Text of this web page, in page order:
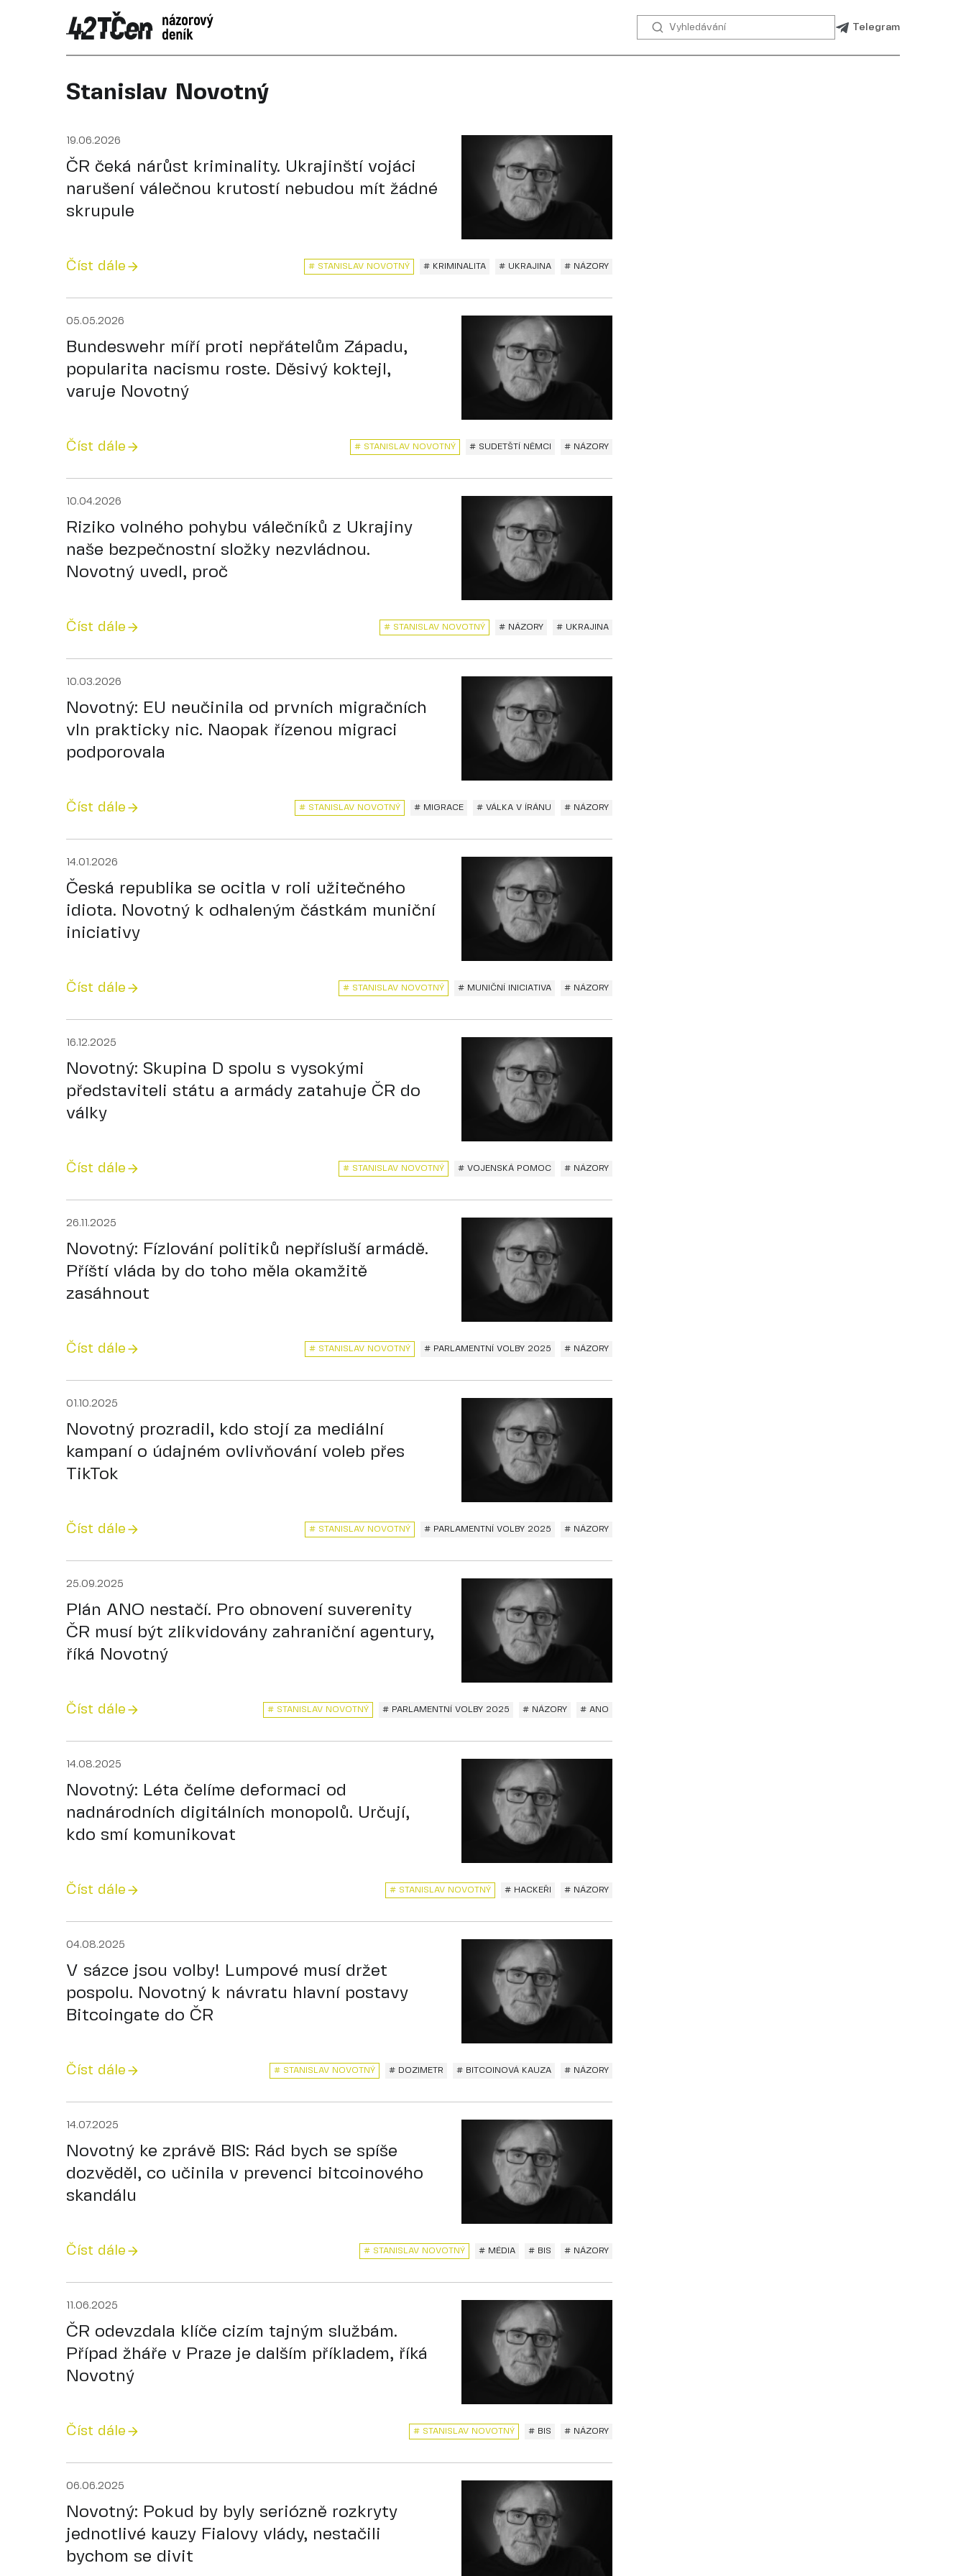
Telegram
Stanislav Novotný
19.06.2026
ČR čeká nárůst kriminality. Ukrajinští vojáci
narušení válečnou krutostí nebudou mít žádné
skrupule
Číst dále # KRIMINALITA # UKRAJINA # NÁZORY
# STANISLAV NOVOTNÝ
05.05.2026
Bundeswehr míří proti nepřátelům Západu,
popularita nacismu roste. Děsivý koktejl,
varuje Novotný
Číst dále # SUDETŠTÍ NĚMCI # NÁZORY
# STANISLAV NOVOTNÝ
10.04.2026
Riziko volného pohybu válečníků z Ukrajiny
naše bezpečnostní složky nezvládnou.
Novotný uvedl, proč
Číst dále # NÁZORY # UKRAJINA
# STANISLAV NOVOTNÝ
10.03.2026
Novotný: EU neučinila od prvních migračních
vln prakticky nic. Naopak řízenou migraci
podporovala
Číst dále # MIGRACE # VÁLKA V ÍRÁNU # NÁZORY
# STANISLAV NOVOTNÝ
14.01.2026
Česká republika se ocitla v roli užitečného
idiota. Novotný k odhaleným částkám muniční
iniciativy
Číst dále # MUNIČNÍ INICIATIVA
# STANISLAV NOVOTNÝ # NÁZORY
16.12.2025
Novotný: Skupina D spolu s vysokými
představiteli státu a armády zatahuje ČR do
války
Číst dále # VOJENSKÁ POMOC # NÁZORY
# STANISLAV NOVOTNÝ
26.11.2025
Novotný: Fízlování politiků nepřísluší armádě.
Příští vláda by do toho měla okamžitě
zasáhnout
Číst dále # PARLAMENTNÍ VOLBY 2025
# STANISLAV NOVOTNÝ # NÁZORY
01.10.2025
Novotný prozradil, kdo stojí za mediální
kampaní o údajném ovlivňování voleb přes
TikTok
Číst dále # PARLAMENTNÍ VOLBY 2025 # NÁZORY
# STANISLAV NOVOTNÝ
25.09.2025
Plán ANO nestačí. Pro obnovení suverenity
ČR musí být zlikvidovány zahraniční agentury,
říká Novotný
Číst dále # PARLAMENTNÍ VOLBY 2025 # NÁZORY # ANO
# STANISLAV NOVOTNÝ
14.08.2025
Novotný: Léta čelíme deformaci od
nadnárodních digitálních monopolů. Určují,
kdo smí komunikovat
Číst dále # HACKEŘI # NÁZORY
# STANISLAV NOVOTNÝ
04.08.2025
V sázce jsou volby! Lumpové musí držet
pospolu. Novotný k návratu hlavní postavy
Bitcoingate do ČR
Číst dále # DOZIMETR # BITCOINOVÁ KAUZA # NÁZORY
# STANISLAV NOVOTNÝ
14.07.2025
Novotný ke zprávě BIS: Rád bych se spíše
dozvěděl, co učinila v prevenci bitcoinového
skandálu
Číst dále # MÉDIA # BIS # NÁZORY
# STANISLAV NOVOTNÝ
11.06.2025
ČR odevzdala klíče cizím tajným službám.
Případ žháře v Praze je dalším příkladem, říká
Novotný
Číst dále # BIS # NÁZORY
# STANISLAV NOVOTNÝ
06.06.2025
Novotný: Pokud by byly seriózně rozkryty
jednotlivé kauzy Fialovy vlády, nestačili
bychom se divit